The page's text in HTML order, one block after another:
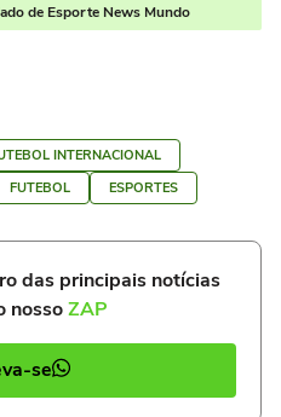
de Esporte News Mundo
INTERNACIONAL
FUTEBOL ESPORTES
das principais notícias
nossoZAP
se